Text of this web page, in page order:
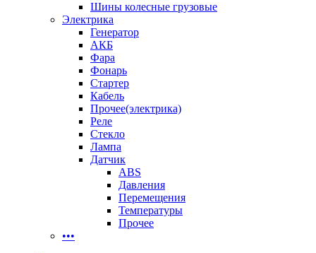
Шины колесные грузовые
Электрика
Генератор
АКБ
Фара
Фонарь
Стартер
Кабель
Прочее(электрика)
Реле
Стекло
Лампа
Датчик
ABS
Давления
Перемещения
Температуры
Прочее
•••